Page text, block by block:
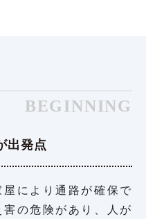
BEGINNING
出発点
により通路が確保で
の危険があり、人が